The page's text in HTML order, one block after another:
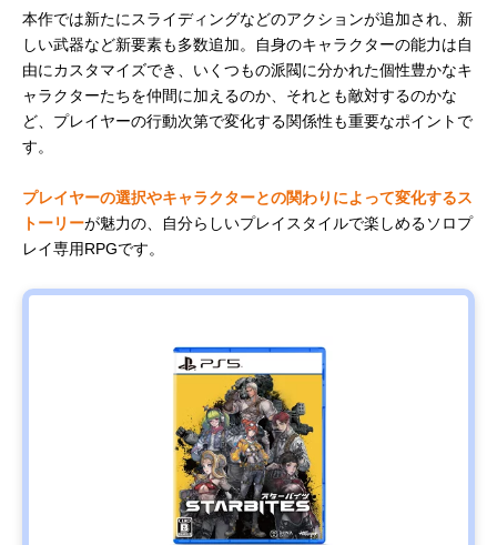
本作では新たにスライディングなどのアクションが追加され、新
しい武器など新要素も多数追加。自身のキャラクターの能力は自
由にカスタマイズでき、いくつもの派閥に分かれた個性豊かなキ
ャラクターたちを仲間に加えるのか、それとも敵対するのかな
ど、プレイヤーの行動次第で変化する関係性も重要なポイントで
す。
プレイヤーの選択やキャラクターとの関わりによって変化するス
トーリーが魅力の、自分らしいプレイスタイルで楽しめるソロプ
レイ専用RPGです。